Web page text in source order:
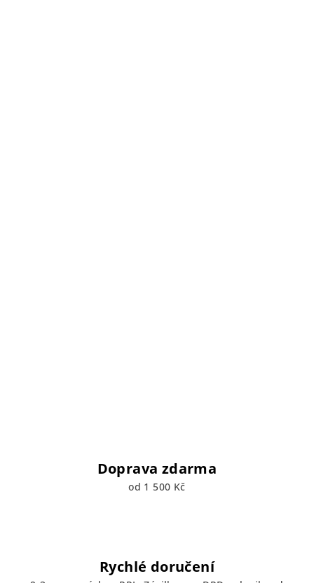
Doprava zdarma
od 1 500 Kč
Rychlé doručení